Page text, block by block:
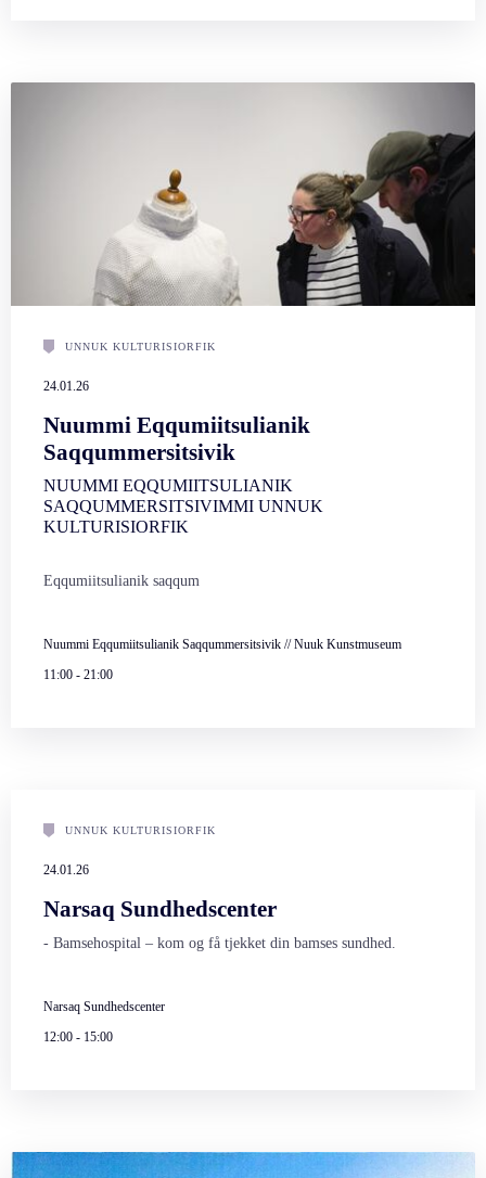
UNNUK KULTURISIORFIK
24.01.26
Nuummi Eqqumiitsulianik
Saqqummersitsivik
NUUMMI EQQUMIITSULIANIK
SAQQUMMERSITSIVIMMI UNNUK
KULTURISIORFIK
Eqqumiitsulianik saqqum
Nuummi Eqqumiitsulianik Saqqummersitsivik // Nuuk Kunstmuseum
11:00 - 21:00
UNNUK KULTURISIORFIK
24.01.26
Narsaq Sundhedscenter
- Bamsehospital – kom og få tjekket din bamses sundhed.
Narsaq Sundhedscenter
12:00 - 15:00